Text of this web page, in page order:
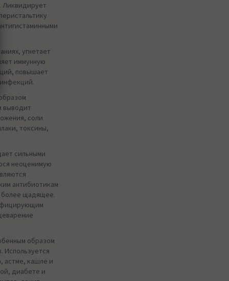
Ликвидирует
угнетает
иммунную
повышает
выводит
соли
токсины,
сильными
неоценимую
антибиотикам
более щадящее.
образом
Используется
астме, кашле и
диабете и